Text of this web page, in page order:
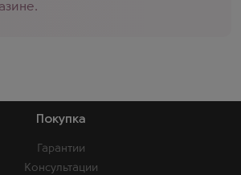
Покупка
Гарантии
Консультации